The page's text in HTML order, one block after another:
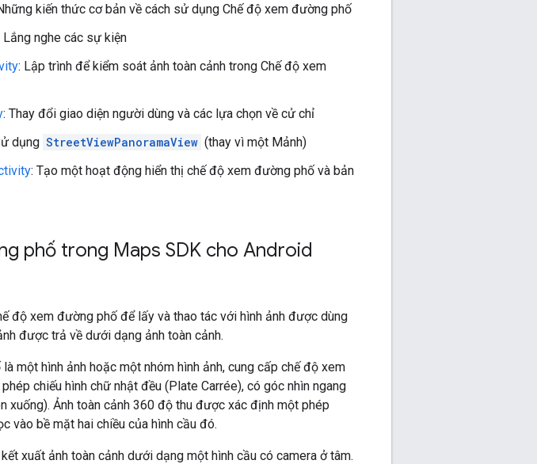
kiến thức cơ bản về cách sử dụng Chế độ xem đường phố
Lắng nghe các sự kiện
: Lập trình để kiểm soát ảnh toàn cảnh trong Chế độ xem
: Thay đổi giao diện người dùng và các lựa chọn về cử chỉ
dụng StreetViewPanoramaView (thay vì một Mảnh)
: Tạo một hoạt động hiển thị chế độ xem đường phố và bản
phố trong Maps SDK cho Android
độ xem đường phố để lấy và thao tác với hình ảnh được dùng
được trả về dưới dạng ảnh toàn cảnh.
một hình ảnh hoặc một nhóm hình ảnh, cung cấp chế độ xem
chiếu hình chữ nhật đều (Plate Carrée), có góc nhìn ngang
Ảnh toàn cảnh 360 độ thu được xác định một phép
vào bề mặt hai chiều của hình cầu đó.
xuất ảnh toàn cảnh dưới dạng một hình cầu có camera ở tâm.